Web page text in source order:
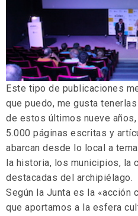
Este tipo de publicaciones
que puedo, me gusta
de estos últimos nueve
5.000 páginas escritas y
abarcan desde lo local a
la historia, los municipios, la
destacadas del archipiélago.
Según la Junta es la «acción
que aportamos a la esfera